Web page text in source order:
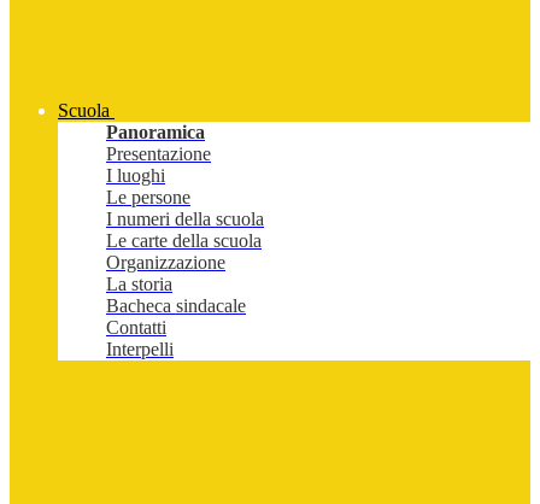
Scuola
Panoramica
Presentazione
I luoghi
Le persone
I numeri della scuola
Le carte della scuola
Organizzazione
La storia
Bacheca sindacale
Contatti
Interpelli